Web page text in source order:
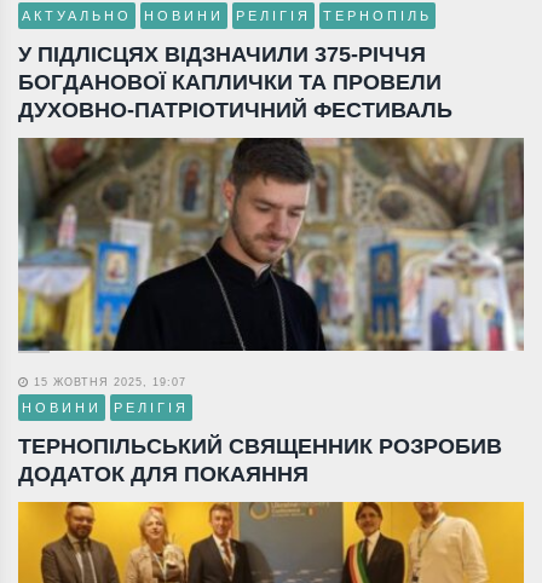
АКТУАЛЬНО НОВИНИ РЕЛІГІЯ ТЕРНОПІЛЬ
У ПІДЛІСЦЯХ ВІДЗНАЧИЛИ 375-РІЧЧЯ
БОГДАНОВОЇ КАПЛИЧКИ ТА ПРОВЕЛИ
ДУХОВНО-ПАТРІОТИЧНИЙ ФЕСТИВАЛЬ
15 ЖОВТНЯ 2025, 19:07
НОВИНИ РЕЛІГІЯ
ТЕРНОПІЛЬСЬКИЙ СВЯЩЕННИК РОЗРОБИВ
ДОДАТОК ДЛЯ ПОКАЯННЯ